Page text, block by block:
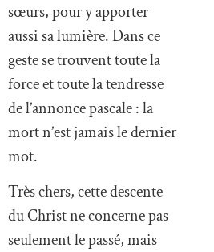
sœurs, pour y apporter
aussi sa lumière. Dans ce
geste se trouvent toute la
force et toute la tendresse
de l’annonce pascale : la
mort n’est jamais le dernier
mot.
Très chers, cette descente
du Christ ne concerne pas
seulement le passé, mais